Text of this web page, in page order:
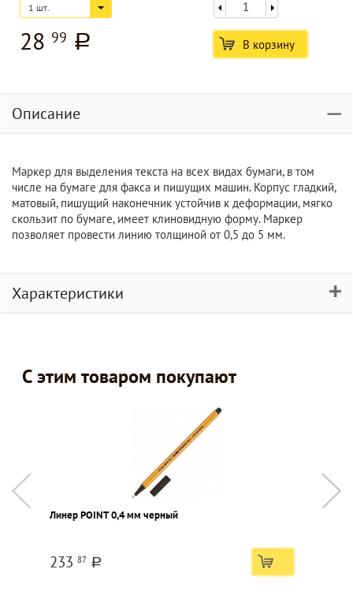
1 шт.
28 99 a В корзину
Описание
Маркер для выделения текста на всех видах бумаги, в том
числе на бумаге для факса и пишущих машин. Корпус гладкий,
матовый, пишущий наконечник устойчив к деформации, мягко
скользит по бумаге, имеет клиновидную форму. Маркер
позволяет провести линию толщиной от 0,5 до 5 мм.
Характеристики
С этим товаром покупают
Линер POINT 0,4 мм черный
233 87 a